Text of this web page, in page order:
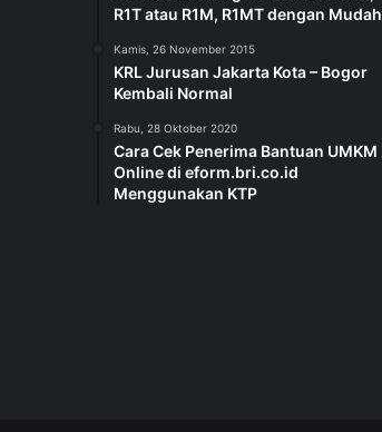
R1T atau R1M, R1MT dengan Mudah
Kamis, 26 November 2015
KRL Jurusan Jakarta Kota – Bogor
Kembali Normal
Rabu, 28 Oktober 2020
Cara Cek Penerima Bantuan UMKM
Online di eform.bri.co.id
Menggunakan KTP